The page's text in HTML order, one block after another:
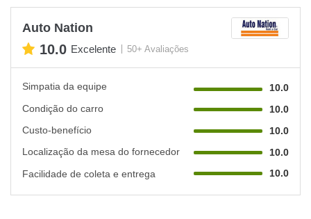
Auto Nation
10.0 Excelente 50+ Avaliações
Simpatia da equipe
10.0
Condição do carro
10.0
Custo-benefício
10.0
Localização da mesa do fornecedor
10.0
Facilidade de coleta e entrega
10.0